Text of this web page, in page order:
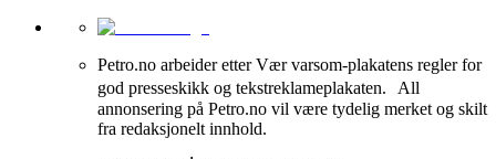
Petro.no arbeider etter Vær varsom-plakatens regler for
god presseskikk og tekstreklameplakaten. All
annonsering på Petro.no vil være tydelig merket og skilt
fra redaksjonelt innhold.